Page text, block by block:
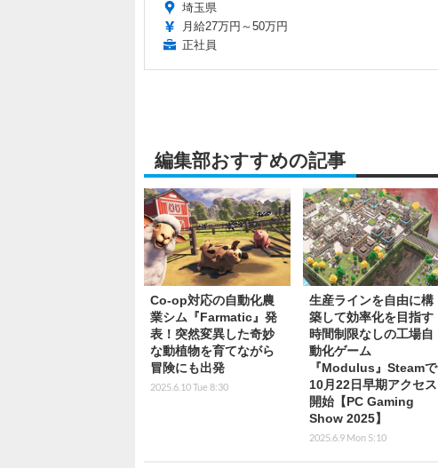
埼玉県
月給27万円～50万円
正社員
編集部おすすめの記事
Co-op対応の自動化農
業シム『Farmatic』発
表！突然変異した奇妙
な動植物を育てながら
冒険にも出発
2025.6.10 Tue 8:30
生産ラインを自由に構
築して効率化を目指す
時間制限なしの工場自
動化ゲーム
『Modulus』Steamで
10月22日早期アクセス
開始【PC Gaming
Show 2025】
2025.6.9 Mon 5:10